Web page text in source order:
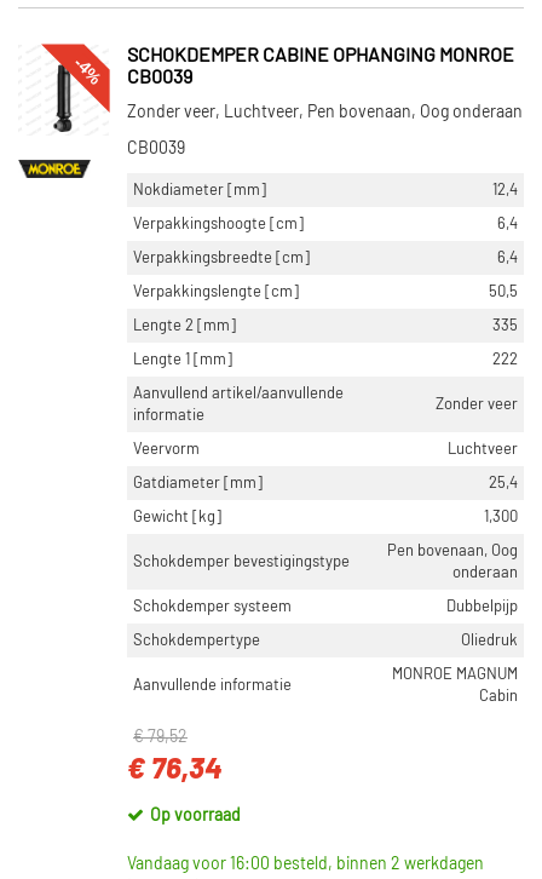
-4%
SCHOKDEMPER CABINE OPHANGING MONROE
CB0039
Zonder veer, Luchtveer, Pen bovenaan, Oog onderaan
CB0039
Nokdiameter [mm]
12,4
Verpakkingshoogte [cm]
6,4
Verpakkingsbreedte [cm]
6,4
Verpakkingslengte [cm]
50,5
Lengte 2 [mm]
335
Lengte 1 [mm]
222
Aanvullend artikel/aanvullende
informatie
Zonder veer
Veervorm
Luchtveer
Gatdiameter [mm]
25,4
Gewicht [kg]
1,300
Schokdemper bevestigingstype
Pen bovenaan, Oog
onderaan
Schokdemper systeem
Dubbelpijp
Schokdempertype
Oliedruk
Aanvullende informatie
MONROE MAGNUM
Cabin
€ 79,52
€ 76,34
Op voorraad
Vandaag voor 16:00 besteld, binnen 2 werkdagen